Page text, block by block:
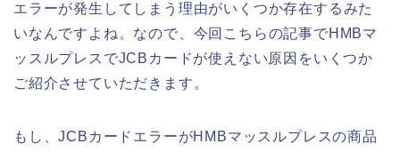
エラーが発生してしまう理由がいくつか存在するみた
いなんですよね。なので、今回こちらの記事でHMBマ
ッスルプレスでJCBカードが使えない原因をいくつか
ご紹介させていただきます。
もし、JCBカードエラーがHMBマッスルプレスの商品